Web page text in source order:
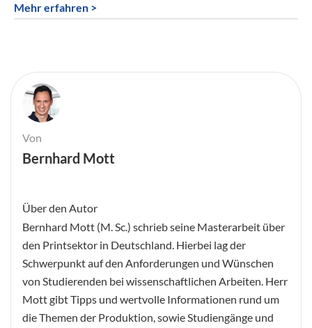
Mehr erfahren >
Von
Bernhard Mott
Über den Autor
Bernhard Mott (M. Sc.) schrieb seine Masterarbeit über
den Printsektor in Deutschland. Hierbei lag der
Schwerpunkt auf den Anforderungen und Wünschen
von Studierenden bei wissenschaftlichen Arbeiten. Herr
Mott gibt Tipps und wertvolle Informationen rund um
die Themen der Produktion, sowie Studiengänge und